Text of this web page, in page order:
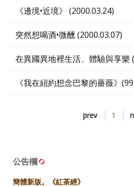
《邊境•近境》 (2000.03.24)
突然想喝酒•微醺 (2000.03.07)
在異國異地裡生活、體驗與享樂
《我在紐約想念巴黎的薔薇》
prev 1
公告欄
簡體新版。《紅茶經》